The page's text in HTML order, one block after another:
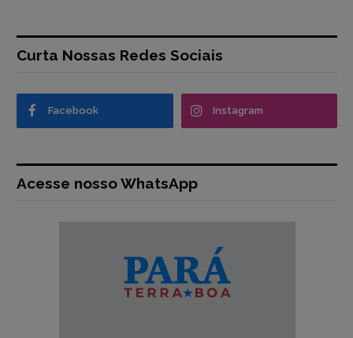
Curta Nossas Redes Sociais
Facebook Instagram
Acesse nosso WhatsApp